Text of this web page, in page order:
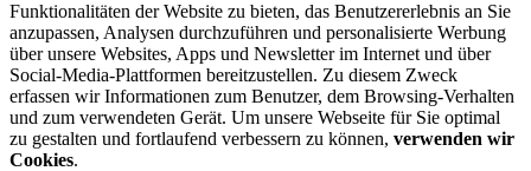
Funktionalitäten der Website zu bieten, das Benutzererlebnis an Sie
anzupassen, Analysen durchzuführen und personalisierte Werbung
über unsere Websites, Apps und Newsletter im Internet und über
Social-Media-Plattformen bereitzustellen. Zu diesem Zweck
erfassen wir Informationen zum Benutzer, dem Browsing-Verhalten
und zum verwendeten Gerät. Um unsere Webseite für Sie optimal
zu gestalten und fortlaufend verbessern zu können, verwenden wir
Cookies.